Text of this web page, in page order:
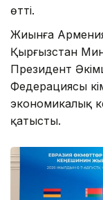
өтті.
Жиынға
Қырғызстан
Президент
Федерациясы
экономикалық
қатысты.